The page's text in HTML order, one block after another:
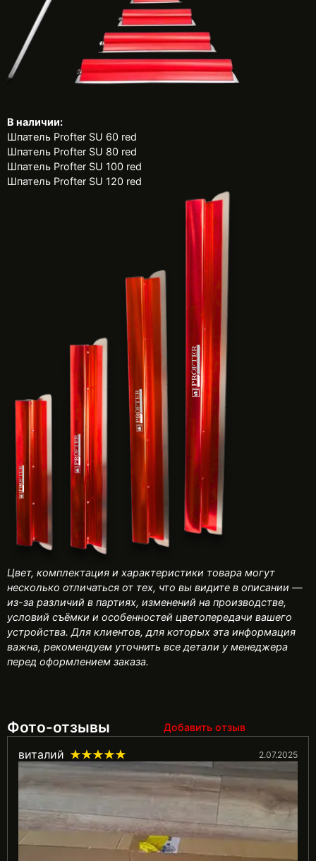
В наличии:
Шпатель Profter SU 60 red
Шпатель Profter SU 80 red
Шпатель Profter SU 100 red
Шпатель Profter SU 120 red
Цвет, комплектация и характеристики товара могут
несколько отличаться от тех, что вы видите в описании —
из-за различий в партиях, изменений на производстве,
условий съёмки и особенностей цветопередачи вашего
устройства. Для клиентов, для которых эта информация
важна, рекомендуем уточнить все детали у менеджера
перед оформлением заказа.
Фото-отзывы Добавить отзыв
виталий 2.07.2025